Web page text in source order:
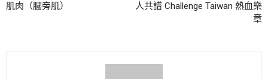
肌肉（膕旁肌）
人共譜 Challenge Taiwan 熱血樂
章